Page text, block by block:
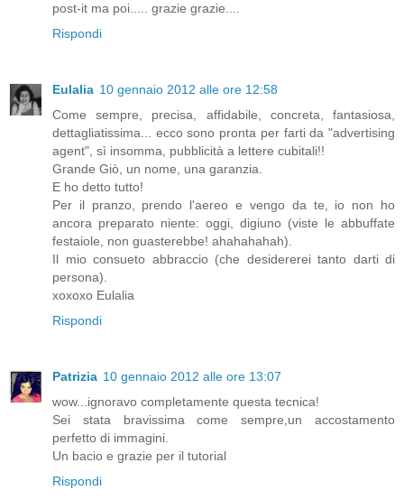
post-it ma poi..... grazie grazie....
Rispondi
Eulalia 10 gennaio 2012 alle ore 12:58
Come sempre, precisa, affidabile, concreta, fantasiosa,
dettagliatissima... ecco sono pronta per farti da "advertising
agent", sì insomma, pubblicità a lettere cubitali!!
Grande Giò, un nome, una garanzia.
E ho detto tutto!
Per il pranzo, prendo l'aereo e vengo da te, io non ho
ancora preparato niente: oggi, digiuno (viste le abbuffate
festaiole, non guasterebbe! ahahahahah).
Il mio consueto abbraccio (che desidererei tanto darti di
persona).
xoxoxo Eulalia
Rispondi
Patrizia 10 gennaio 2012 alle ore 13:07
wow...ignoravo completamente questa tecnica!
Sei stata bravissima come sempre,un accostamento
perfetto di immagini.
Un bacio e grazie per il tutorial
Rispondi